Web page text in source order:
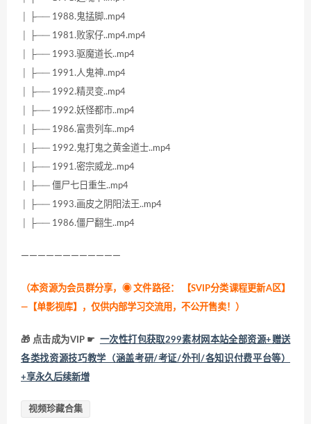
│ ├── 1988.鬼掹脚..mp4
│ ├── 1981.败家仔..mp4.mp4
│ ├── 1993.驱魔道长..mp4
│ ├── 1991.人鬼神..mp4
│ ├── 1992.精灵变..mp4
│ ├── 1992.妖怪都市..mp4
│ ├── 1986.富贵列车..mp4
│ ├── 1992.鬼打鬼之黄金道士..mp4
│ ├── 1991.密宗威龙..mp4
│ ├── 僵尸七日重生..mp4
│ ├── 1993.画皮之阴阳法王..mp4
│ ├── 1986.僵尸翻生..mp4
————————————
（本资源为会员群分享， ◉ 文件路径：
【SVIP分类课程更新A区】
—【单影视库】，仅供内部学习交流用，不公开售卖！ ）
🎁 点击成为VIP ☛ 一次性打包获取299素材网本站全部资源+赠送
各类找资源技巧教学（涵盖考研/考证/外刊/各知识付费平台等）
+享永久后续新增
视频珍藏合集